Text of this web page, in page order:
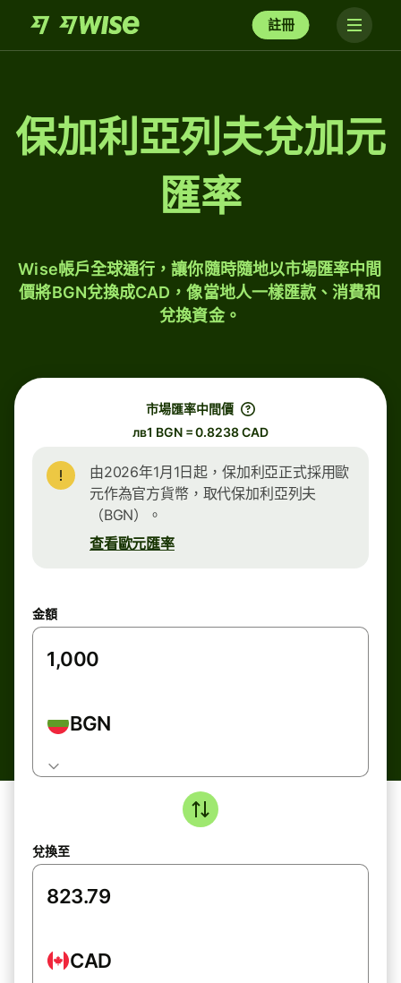
註冊
保加利亞列夫兌加元
匯率
Wise帳戶全球通行，讓你隨時隨地以市場匯率中間
價將BGN兌換成CAD，像當地人一樣匯款、消費和
兌換資金。
市場匯率中間價
лв1 BGN = 0.8238 CAD
由2026年1月1日起，保加利亞正式採用歐
元作為官方貨幣，取代保加利亞列夫
（BGN）。
查看歐元匯率
金額
BGN
兌換至
CAD